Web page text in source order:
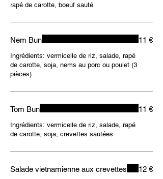
rapé de carotte, boeuf sauté
Nem Bun
Ingrédients: vermicelle de riz, salade, rapé
de carotte, soja, nems au porc ou poulet (3
pièces)
11 €
Tom Bun
Ingrédients: vermicelle de riz, salade, rapé
de carotte, soja, crevettes sautées
11 €
Salade vietnamienne aux crevettes 12 €